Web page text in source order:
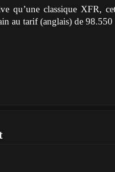
qu’une classique XFR,
au tarif (anglais) de 98.550